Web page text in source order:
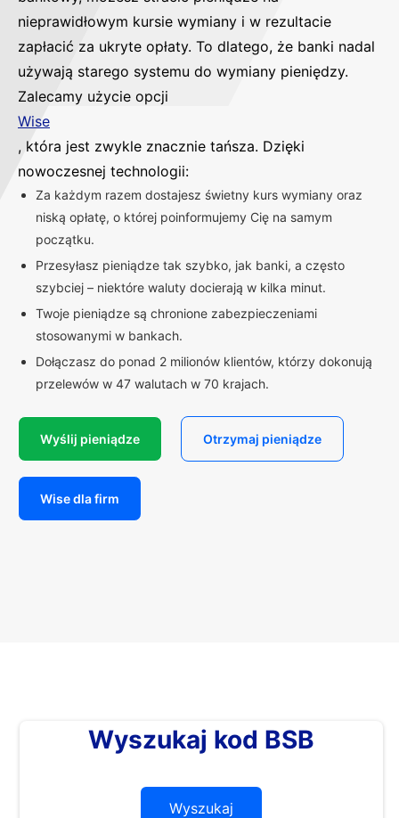
nieprawidłowym kursie wymiany i w rezultacie
zapłacić za ukryte opłaty. To dlatego, że banki nadal
używają starego systemu do wymiany pieniędzy.
Zalecamy użycie opcji
Wise
, która jest zwykle znacznie tańsza. Dzięki
nowoczesnej technologii:
Za każdym razem dostajesz świetny kurs wymiany oraz
niską opłatę, o której poinformujemy Cię na samym
początku.
Przesyłasz pieniądze tak szybko, jak banki, a często
szybciej – niektóre waluty docierają w kilka minut.
Twoje pieniądze są chronione zabezpieczeniami
stosowanymi w bankach.
Dołączasz do ponad 2 milionów klientów, którzy dokonują
przelewów w 47 walutach w 70 krajach.
Wyślij pieniądze Otrzymaj pieniądze
Wise dla firm
Wyszukaj kod BSB
Wyszukaj